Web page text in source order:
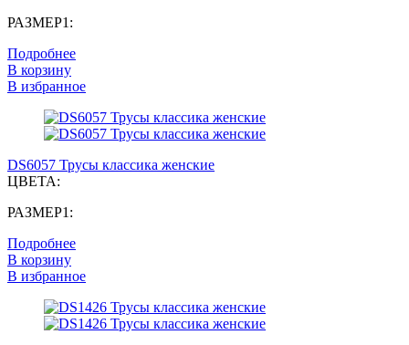
РАЗМЕР1:
Подробнее
В корзину
В избранное
DS6057 Трусы классика женские
ЦВЕТА:
РАЗМЕР1:
Подробнее
В корзину
В избранное